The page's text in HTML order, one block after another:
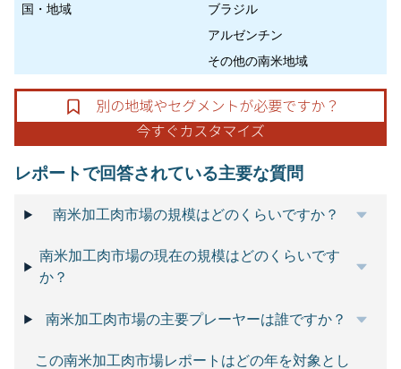
国・地域
ブラジル
アルゼンチン
その他の南米地域
レポートで回答されている主要な質問
南米加工肉市場の規模はどのくらいですか？
南米加工肉市場の現在の規模はどのくらいです
か？
南米加工肉市場の主要プレーヤーは誰ですか？
この南米加工肉市場レポートはどの年を対象とし